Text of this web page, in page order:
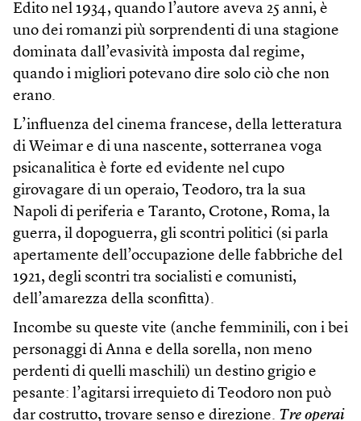
Edito nel 1934, quando l’autore aveva 25 anni, è
uno dei romanzi più sorprendenti di una stagione
dominata dall’evasività imposta dal regime,
quando i migliori potevano dire solo ciò che non
erano.
L’influenza del cinema francese, della letteratura
di Weimar e di una nascente, sotterranea voga
psicanalitica è forte ed evidente nel cupo
girovagare di un operaio, Teodoro, tra la sua
Napoli di periferia e Taranto, Crotone, Roma, la
guerra, il dopoguerra, gli scontri politici (si parla
apertamente dell’occupazione delle fabbriche del
1921, degli scontri tra socialisti e comunisti,
dell’amarezza della sconfitta).
Incombe su queste vite (anche femminili, con i bei
personaggi di Anna e della sorella, non meno
perdenti di quelli maschili) un destino grigio e
pesante: l’agitarsi irrequieto di Teodoro non può
dar costrutto, trovare senso e direzione. Tre operai